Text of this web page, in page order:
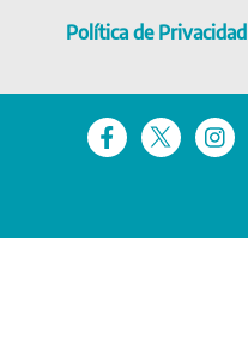
Política de Privacidad